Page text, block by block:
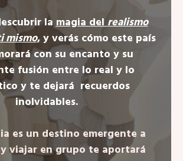
lamagia delrealismo
mismo,y verás cómo este país
con su encanto y su
fusión entre lo real y lo
y te dejará recuerdos
inolvidables.
es un destino emergente a
viajar en grupo te aportará